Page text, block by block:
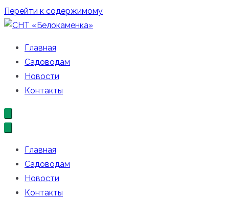
Перейти к содержимому
СНТ «Белокаменка»
Официальный сайт СНТ «Белокаменка»
Главная
Садоводам
Новости
Контакты
Главная
Садоводам
Новости
Контакты